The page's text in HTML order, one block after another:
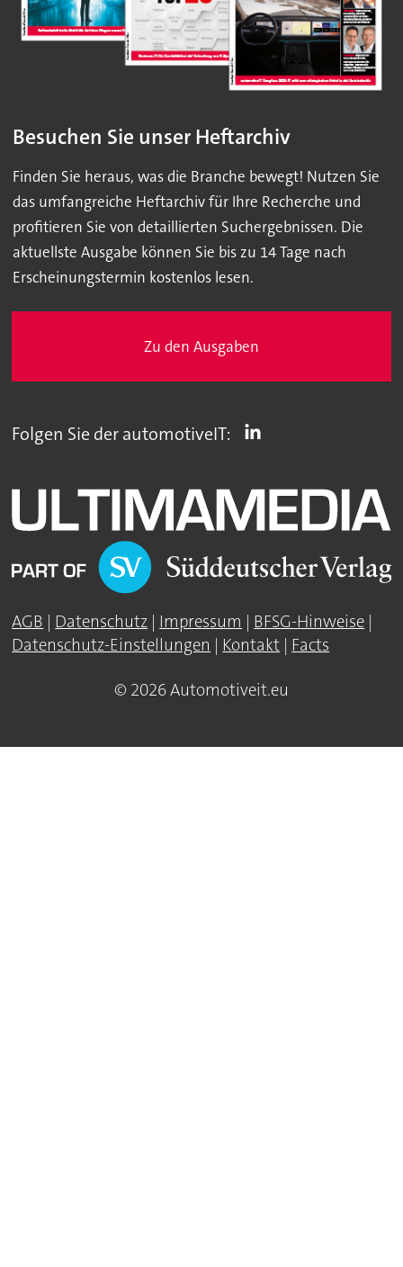
Besuchen Sie unser Heftarchiv
Finden Sie heraus, was die Branche bewegt! Nutzen Sie
das umfangreiche Heftarchiv für Ihre Recherche und
profitieren Sie von detaillierten Suchergebnissen. Die
aktuellste Ausgabe können Sie bis zu 14 Tage nach
Erscheinungstermin kostenlos lesen.
Zu den Ausgaben
Folgen Sie der automotiveIT:
AGB | Datenschutz | Impressum | BFSG-Hinweise |
Datenschutz-Einstellungen | Kontakt | Facts
© 2026 Automotiveit.eu